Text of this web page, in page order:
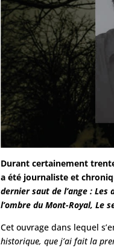
Durant certainement
a été journaliste et
dernier saut de l’ange : Les
l’ombre du Mont-Royal, Le
Cet ouvrage dans lequel
historique, que j’ai fait la